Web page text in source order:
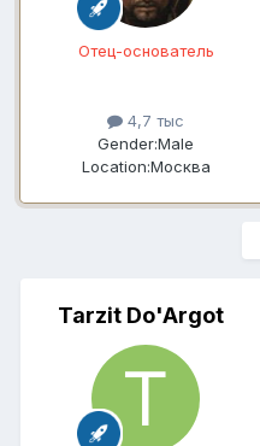
Отец-основатель
4,7 тыс
Gender:Male
Location:Москва
Tarzit Do'Argot